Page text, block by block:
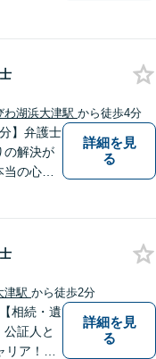
れぞれ
まいり
談くださ
わ湖浜大津駅 から徒歩4分
】弁護士
の解決が
の心の
掛けて
にご相
詳細を見
る
津駅 から徒歩2分
相続・遺
証人と
ア！親
詳細を見
る